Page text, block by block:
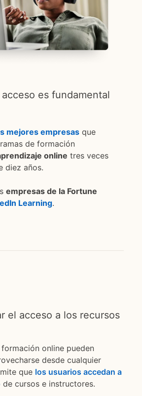
es fundamental
mejores empresas opens in a new
que
de formación
online tres veces
diez años.
empresas de la Fortune
Learning.
el acceso a los recursos
online pueden
desde cualquier
que los usuarios accedan a
de cursos e instructores.